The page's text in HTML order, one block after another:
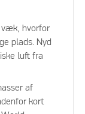
væk, hvorfor
plads. Nyd
luft fra
af
kort